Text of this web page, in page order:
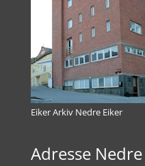
Eiker Arkiv Nedre Eiker
Adresse